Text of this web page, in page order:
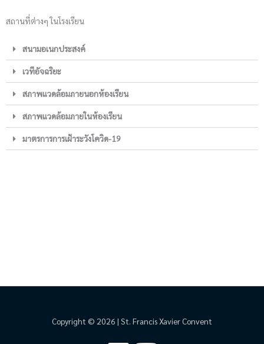
สถานที่ต่างๆ ในโรงเรียน
สนามอเนกประสงค์
เวทีอัจฉริยะ
สภาพแวดล้อมภายนอกห้องเรียน
สภาพแวดล้อมภายในห้องเรียน
มาตรการการเฝ้าระวังโควิด-19
Copyright © 2026 | St. Francis Xavier Convent